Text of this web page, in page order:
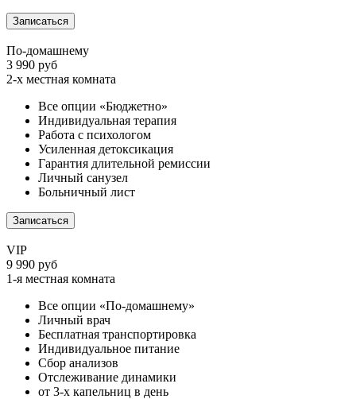
Записаться
По-домашнему
3 990 руб
2-х местная комната
Все опции «Бюджетно»
Индивидуальная терапия
Работа с психологом
Усиленная детоксикация
Гарантия длительной ремиссии
Личный санузел
Больничный лист
Записаться
VIP
9 990 руб
1-я местная комната
Все опции «По-домашнему»
Личный врач
Бесплатная транспортировка
Индивидуальное питание
Сбор анализов
Отслеживание динамики
от 3-х капельниц в день